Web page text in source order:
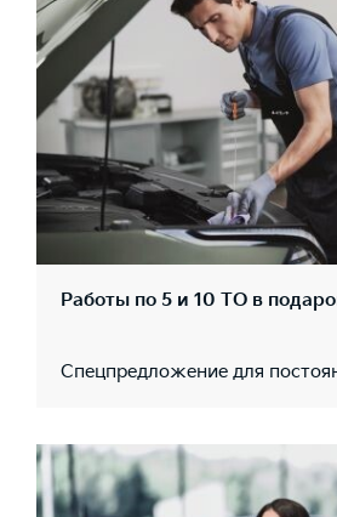
Работы по 5 и 10 ТО в
Спецпредложение для